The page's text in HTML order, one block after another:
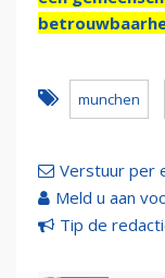
munchen
Verstuur per
Meld u aan
Tip de